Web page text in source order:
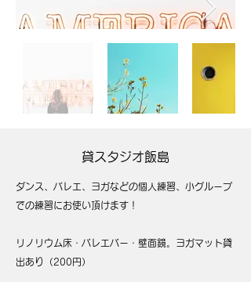
貸スタジオ飯島
ダンス、バレエ、ヨガなどの個人練習、小グループ
での練習にお使い頂けます！
リノリウム床・バレエバー・壁面鏡。ヨガマット貸
出あり（200円）